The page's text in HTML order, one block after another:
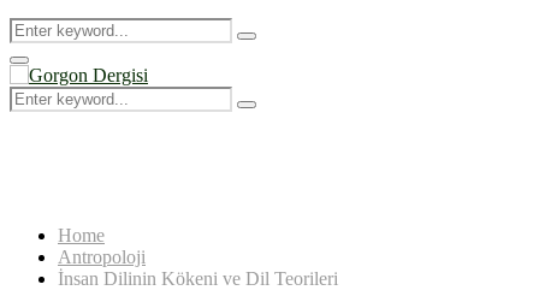
Search
for:
Search
Primary
Menu
Search
for:
Search
Home
Antropoloji
İnsan Dilinin Kökeni ve Dil Teorileri